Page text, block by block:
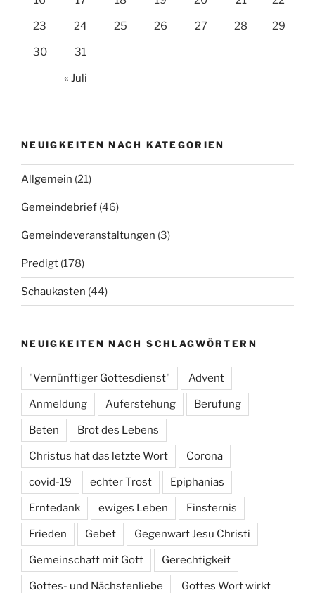
23 24 25 26 27 28 29
30 31
« Juli
NEUIGKEITEN NACH KATEGORIEN
Allgemein (21)
Gemeindebrief (46)
Gemeindeveranstaltungen (3)
Predigt (178)
Schaukasten (44)
NEUIGKEITEN NACH SCHLAGWÖRTERN
"Vernünftiger Gottesdienst" Advent
Anmeldung Auferstehung Berufung
Beten Brot des Lebens
Christus hat das letzte Wort Corona
covid-19 echter Trost Epiphanias
Erntedank ewiges Leben Finsternis
Frieden Gebet Gegenwart Jesu Christi
Gemeinschaft mit Gott Gerechtigkeit
Gottes- und Nächstenliebe Gottes Wort wirkt